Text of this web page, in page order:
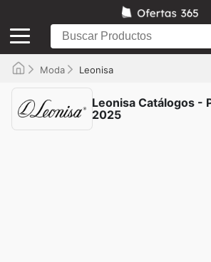
Moda Leonisa
Leonisa Catálogos -
2025